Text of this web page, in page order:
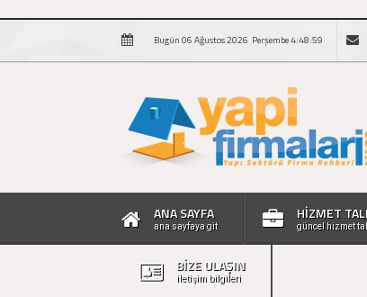
Bugün 06 Ağustos 2026 Perşembe 4:49:00
ANA SAYFA
ana sayfaya git
HİZMET
güncel hizmet
BİZE ULAŞIN
iletişim bilgileri